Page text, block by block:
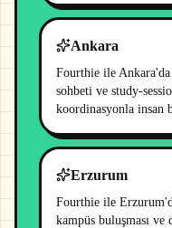
Ankara
Fourthie ile
sohbeti ve study-
koordinasyonla insan
Erzurum
Fourthie ile
kampüs buluşması